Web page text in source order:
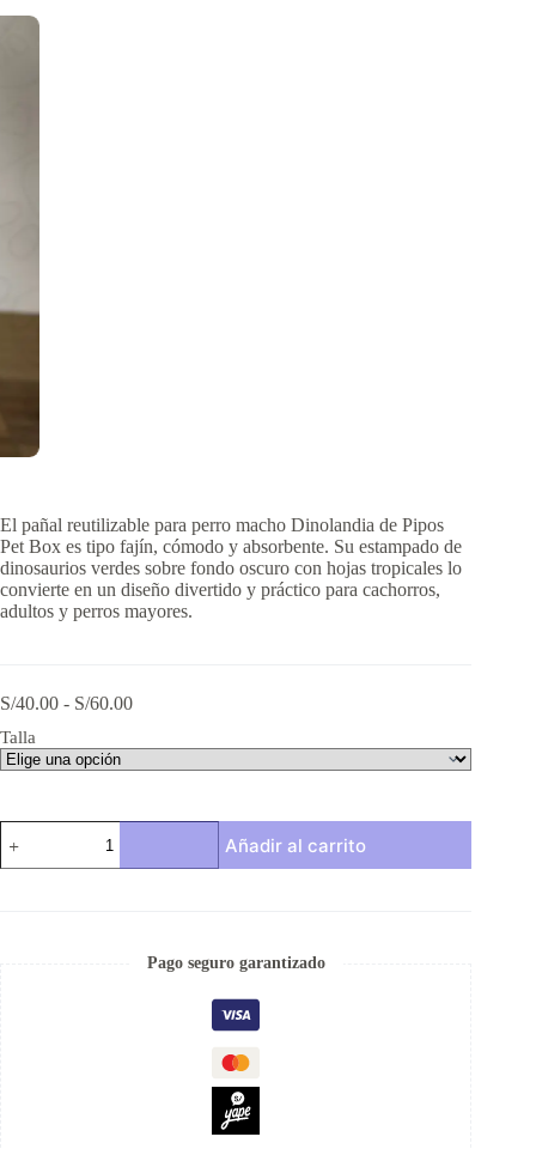
El pañal reutilizable para perro macho Dinolandia de Pipos
Pet Box es tipo fajín, cómodo y absorbente. Su estampado de
dinosaurios verdes sobre fondo oscuro con hojas tropicales lo
convierte en un diseño divertido y práctico para cachorros,
adultos y perros mayores.
S/40.00 - S/60.00Rango
precios:
desde
Talla
reutilizable
para
Añadir al carrito
Pago seguro garantizado